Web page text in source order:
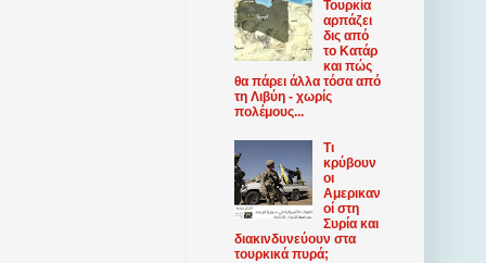
Τουρκία
αρπάζει
δις από
το Κατάρ
και πώς
θα πάρει άλλα τόσα από
τη Λιβύη - χωρίς
πολέμους...
Τι
κρύβουν
οι
Αμερικαν
οί στη
Συρία και
διακινδυνεύουν στα
τουρκικά πυρά;